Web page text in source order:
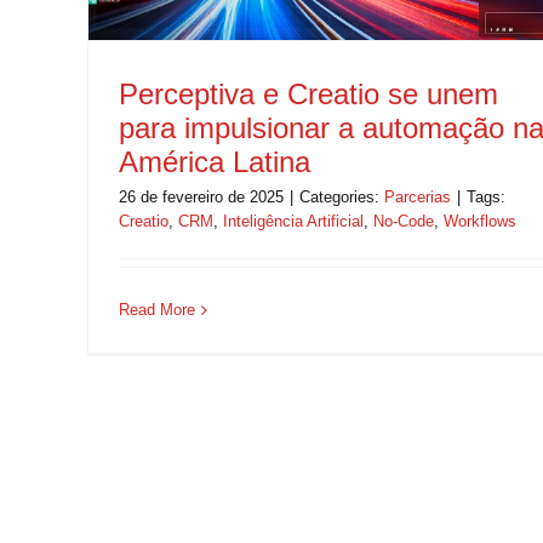
Perceptiva e Creatio se unem
para impulsionar a automação na
América Latina
26 de fevereiro de 2025 Categories: Parcerias
Tags:
Creatio, CRM , Inteligência Artificial , No-Code, Workflows
Read More